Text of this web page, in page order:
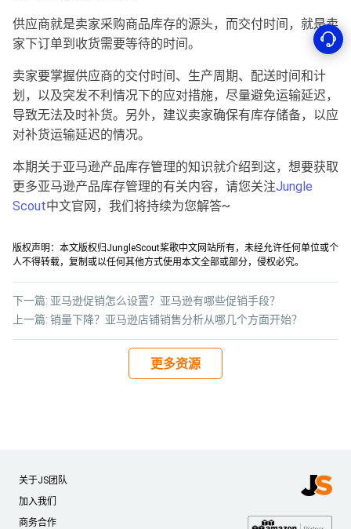
供应商就是卖家采购商品库存的源头，而交付时间，就是卖
家下订单到收货需要等待的时间。
卖家要掌握供应商的交付时间、生产周期、配送时间和计
划，以及突发不利情况下的应对措施，尽量避免运输延迟，
导致无法及时补货。另外，建议卖家确保有库存储备，以应
对补货运输延迟的情况。
本期关于亚马逊产品库存管理的知识就介绍到这，想要获取
更多亚马逊产品库存管理的有关内容，请您关注Jungle
Scout中文官网，我们将持续为您解答~
版权声明：本文版权归JungleScout桨歌中文网站所有，未经允许任何单位或个
人不得转载，复制或以任何其他方式使用本文全部或部分，侵权必究。
上一篇: 销量下降？亚马逊店铺销售分析从哪几个方面开始？
下一篇: 亚马逊促销怎么设置？亚马逊有哪些促销手段？
更多资源
关于JS团队
加入我们
商务合作